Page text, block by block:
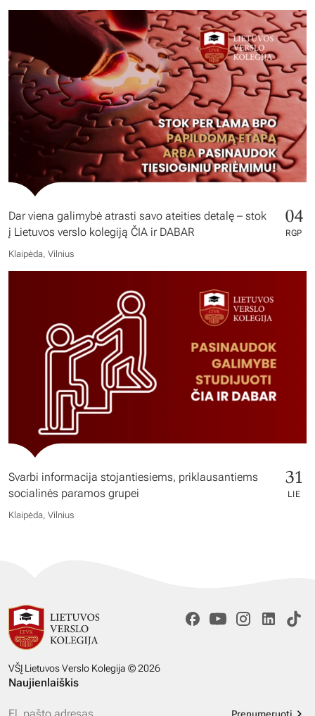
Dar viena galimybė atrasti savo ateities detalę – stok
į Lietuvos verslo kolegiją ČIA ir DABAR
04
RGP
Klaipėda, Vilnius
Svarbi informacija stojantiesiems, priklausantiems
socialinės paramos grupei
31
LIE
Klaipėda, Vilnius
VŠĮ Lietuvos Verslo Kolegija © 2026
Naujienlaiškis